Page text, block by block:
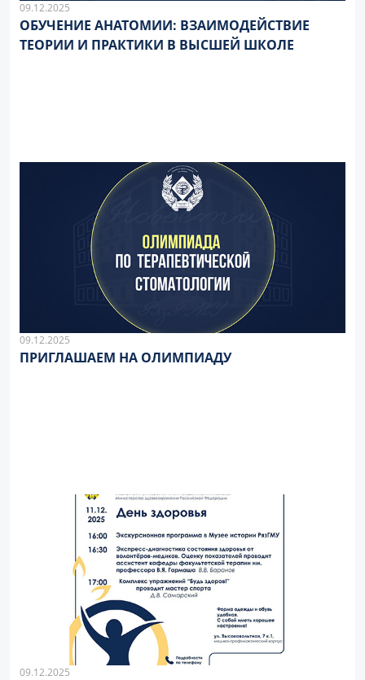
09.12.2025
ОБУЧЕНИЕ АНАТОМИИ: ВЗАИМОДЕЙСТВИЕ
ТЕОРИИ И ПРАКТИКИ В ВЫСШЕЙ ШКОЛЕ
09.12.2025
ПРИГЛАШАЕМ НА ОЛИМПИАДУ
09.12.2025